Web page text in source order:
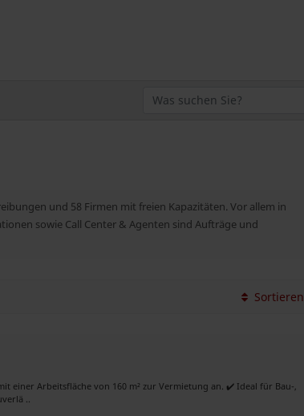
und 58 Firmen mit freien Kapazitäten. Vor allem in
sowie Call Center & Agenten sind Aufträge und
Sortieren
einer Arbeitsfläche von 160 m² zur Vermietung an. ✔️ Ideal für Bau-,
..